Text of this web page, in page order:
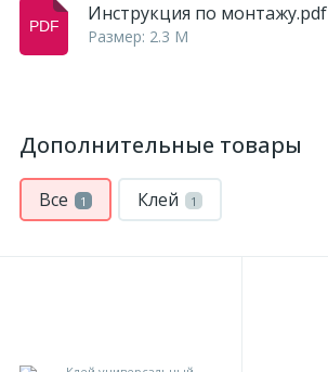
Инструкция по монтажу.pdf
Размер: 2.3 M
Дополнительные товары
Все 1 Клей 1